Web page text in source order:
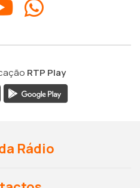
RTP Play
Rádio